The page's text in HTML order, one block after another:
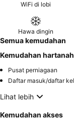
WiFi di lobi
Hawa dingin
Semua kemudahan
Kemudahan hartanah
Pusat perniagaan
Lihat lebih
Kemudahan akses